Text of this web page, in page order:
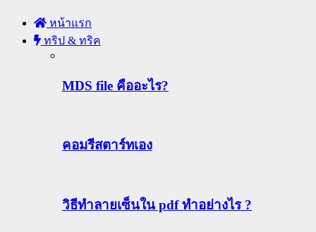
หน้าแรก
ทริป & ทริค
MDS file คืออะไร?
คอมรีสตาร์ทเอง
วิธีทําลายเซ็นใน pdf ทำอย่างไร ?